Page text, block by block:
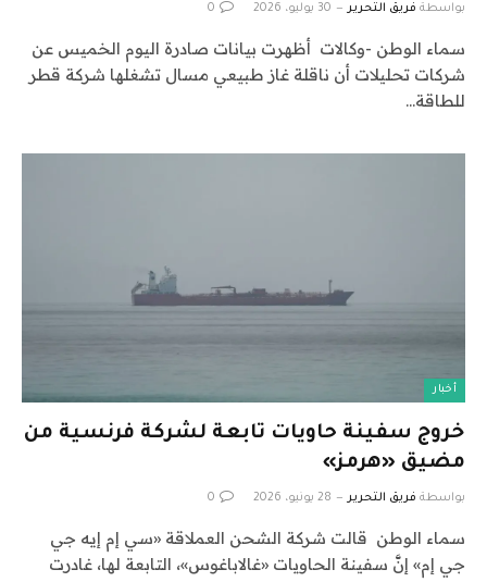
بواسطة فريق التحرير 30 يوليو، 2026 0
سماء الوطن -وكالات أظهرت بيانات صادرة اليوم الخميس عن
شركات تحليلات أن ناقلة غاز طبيعي مسال تشغلها شركة قطر
للطاقة…
أخبار
خروج سفينة حاويات تابعة لشركة فرنسية من
مضيق «هرمز»
بواسطة فريق التحرير 28 يونيو، 2026 0
سماء الوطن قالت شركة الشحن العملاقة «سي إم إيه جي
جي إم» إنَّ سفينة الحاويات «غالاباغوس»، التابعة لها، غادرت